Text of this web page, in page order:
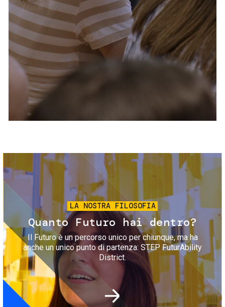
Servizi e accessibilità
Contatti
FAQ
Biglietti
Immagine
LA NOSTRA FILOSOFIA
Quanto Futuro hai dentro?
Il Futuro è un percorso unico per chiunque, ma ha
anche un unico punto di partenza: STEP FuturAbility
District.